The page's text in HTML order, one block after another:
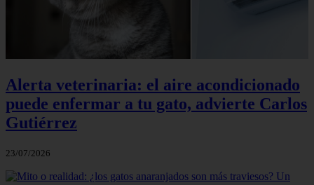
Alerta veterinaria: el aire acondicionado
puede enfermar a tu gato, advierte Carlos
Gutiérrez
23/07/2026